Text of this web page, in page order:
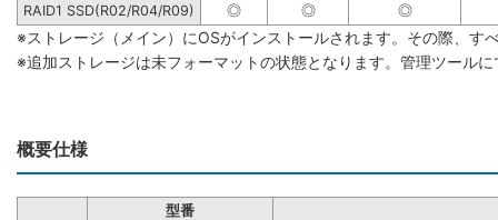
RAID1 SSD(R02/R04/R09)
◎ ◎ ◎
※ストレージ（メイン）にOSがインストールされます。その際、す
※追加ストレージは未フォーマットの状態となります。管理ツール
概要仕様
型番